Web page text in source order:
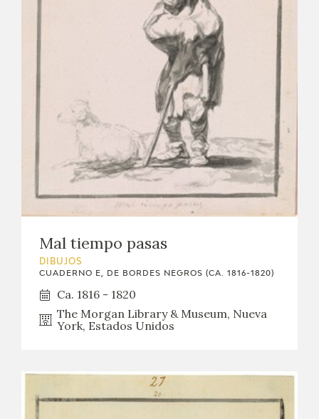
Mal tiempo pasas
DIBUJOS
CUADERNO E, DE BORDES NEGROS (CA. 1816-1820)
Ca. 1816 - 1820
The Morgan Library & Museum, Nueva
York, Estados Unidos